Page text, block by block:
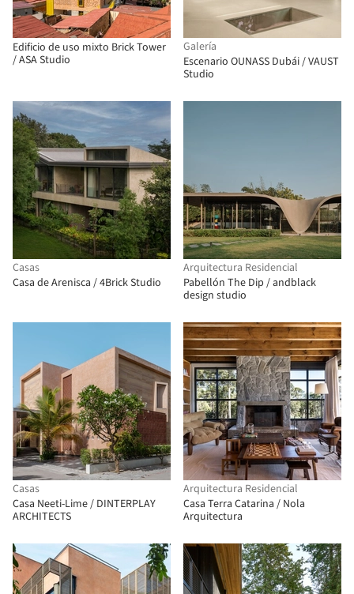
Edificio de uso mixto Brick Tower
/ ASA Studio
Galería
Escenario OUNASS Dubái / VAUST
Studio
Casas
Casa de Arenisca / 4Brick Studio
Arquitectura Residencial
Pabellón The Dip / andblack
design studio
Casas
Casa Neeti-Lime / DINTERPLAY
ARCHITECTS
Arquitectura Residencial
Casa Terra Catarina / Nola
Arquitectura